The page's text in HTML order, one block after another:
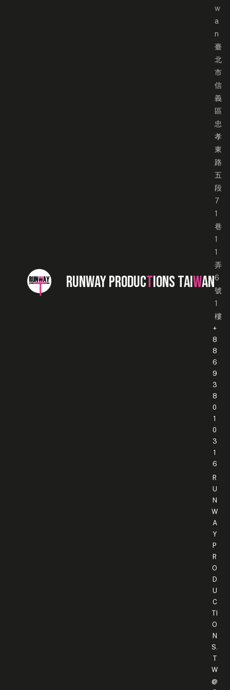
RUNWAY PRODUCTIONS TAIWAN
w
a
n
臺
北
市
信
義
區
忠
孝
東
路
五
段
7
1
巷
1
1
弄
6
號
1
樓
+
8
8
6
9
3
8
0
1
0
3
1
6
R
U
N
W
A
Y
P
R
O
D
U
C
TI
O
N
S.
T
W
@